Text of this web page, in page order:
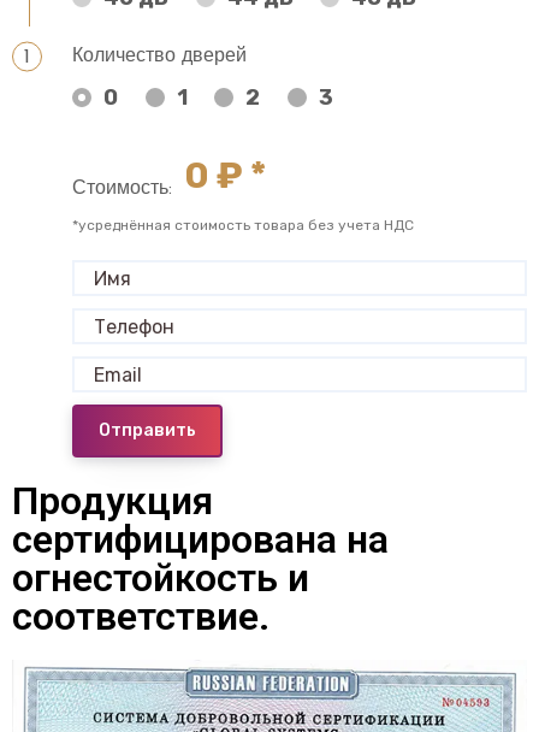
Количество дверей
0 1 2 3
Стоимость: 0 ₽ *
*усреднённая стоимость товара без учета НДС
Отправить
Продукция
сертифицирована на
огнестойкость и
соответствие.